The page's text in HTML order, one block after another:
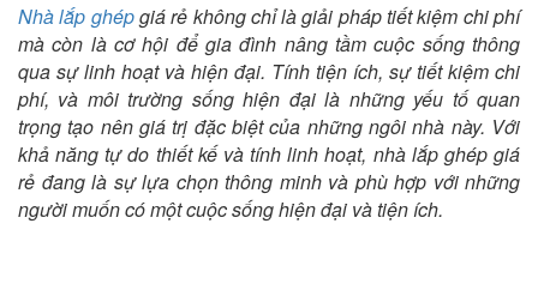
Nhà lắp ghépgiá rẻ không chỉ là giải pháp tiết kiệm chi phí
mà còn là cơ hội để gia đình nâng tầm cuộc sống thông
qua sự linh hoạt và hiện đại. Tính tiện ích, sự tiết kiệm chi
phí, và môi trường sống hiện đại là những yếu tố quan
trọng tạo nên giá trị đặc biệt của những ngôi nhà này. Với
khả năng tự do thiết kế và tính linh hoạt, nhà lắp ghép giá
rẻ đang là sự lựa chọn thông minh và phù hợp với những
người muốn có một cuộc sống hiện đại và tiện ích.